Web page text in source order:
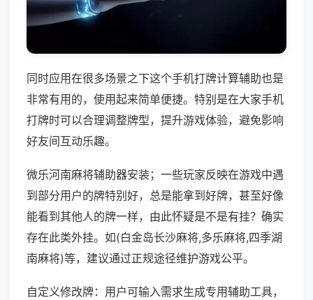
同时应用在很多场景之下这个手机打牌计算辅助也是
非常有用的，使用起来简单便捷。特别是在大家手机
打牌时可以合理调整牌型，提升游戏体验，避免影响
好友间互动乐趣。
微乐河南麻将辅助器安装；一些玩家反映在游戏中遇
到部分用户的牌特别好，总是能拿到好牌，甚至好像
能看到其他人的牌一样，由此怀疑是不是有挂？确实
存在此类外挂。如(白金岛长沙麻将,多乐麻将,四季湖
南麻将)等，建议通过正规途径维护游戏公平。
自定义修改牌：用户可输入需求生成专用辅助工具，